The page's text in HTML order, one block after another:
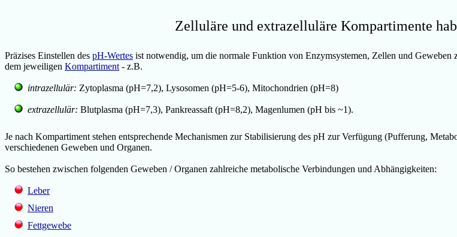
Zelluläre und extrazelluläre Kompartimente
Präzises Einstellen des pH-Wertes ist notwendig, um die normale Funktion von Enzymsystemen, Zellen und
dem jeweiligen Kompartiment - z.B.
intrazellulär: Zytoplasma (pH=7,2), Lysosomen (pH=5-6), Mitochondrien (pH=8)
extrazellulär: Blutplasma (pH=7,3), Pankreassaft (pH=8,2), Magenlumen (pH bis ~1).
Je nach Kompartiment stehen entsprechende Mechanismen zur Stabilisierung des pH zur Verfügung (Pufferung,
verschiedenen Geweben und Organen.
So bestehen zwischen folgenden Geweben / Organen zahlreiche metabolische Verbindungen und Abhängigkeiten:
Leber
Nieren
Fettgewebe